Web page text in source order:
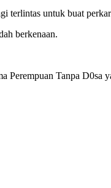
terlintas untuk buat
berkenaan.
Perempuan Tanpa D0sa